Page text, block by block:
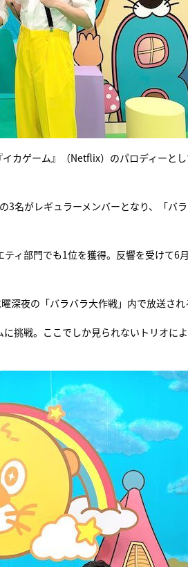
カゲーム』（Netflix）のパロディーと
名がレギュラーメンバーとなり、「バ
ィ部門でも1位を獲得。反響を受けて6
夜の「バラバラ大作戦」内で放送され
挑戦。ここでしか見られないトリオに